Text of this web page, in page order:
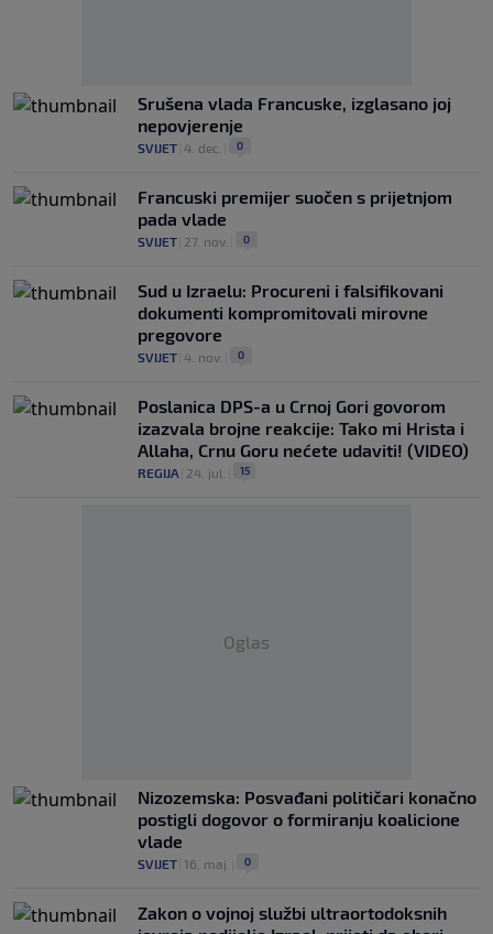
Srušena vlada Francuske, izglasano joj
nepovjerenje
SVIJET 4. dec. 0
Francuski premijer suočen s prijetnjom
pada vlade
SVIJET 27. nov. 0
Sud u Izraelu: Procureni i falsifikovani
dokumenti kompromitovali mirovne
pregovore
SVIJET 4. nov. 0
Poslanica DPS-a u Crnoj Gori govorom
izazvala brojne reakcije: Tako mi Hrista i
Allaha, Crnu Goru nećete udaviti! (VIDEO)
REGIJA 24. jul. 15
Oglas
Nizozemska: Posvađani političari konačno
postigli dogovor o formiranju koalicione
vlade
SVIJET 16. maj. 0
Zakon o vojnoj službi ultraortodoksnih